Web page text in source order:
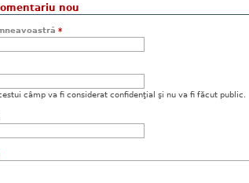
nou
*
câmp va fi considerat confidenţial şi nu va fi făcut public.